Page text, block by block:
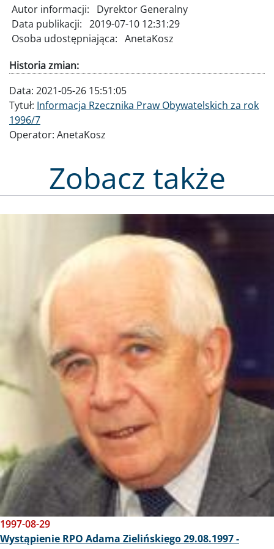
Autor informacji:
Dyrektor Generalny
Data publikacji: 2019-07-10 12:31:29
Osoba udostępniająca: AnetaKosz
Historia zmian:
Data: 2021-05-26 15:51:05
Tytuł: Informacja Rzecznika Praw Obywatelskich za rok
1996/7
Operator: AnetaKosz
Zobacz także
1997-08-29
Wystąpienie RPO Adama Zielińskiego 29.08.1997 -